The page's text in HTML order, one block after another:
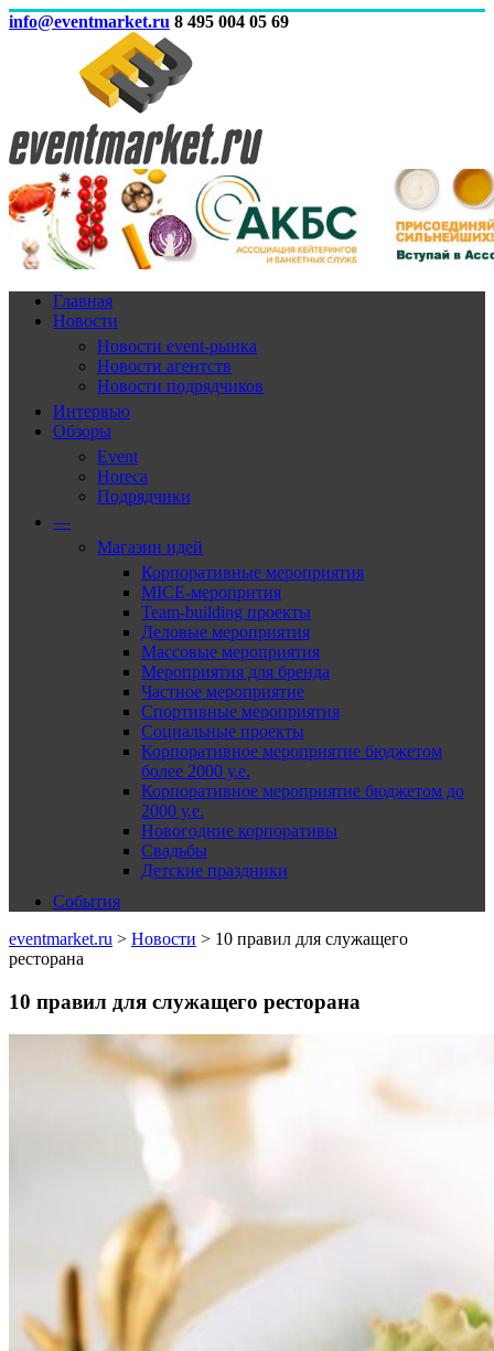
info@eventmarket.ru 8 495 004 05 69
Главная
Новости
Новости event-рынка
Новости агентств
Новости подрядчиков
Интервью
Обзоры
Event
Horeca
Подрядчики
—
Магазин идей
Корпоративные мероприятия
MICE-меропрития
Team-building проекты
Деловые мероприятия
Массовые мероприятия
Мероприятия для бренда
Частное мероприятие
Спортивные мероприятия
Социальные проекты
Корпоративное мероприятие бюджетом
более 2000 у.е.
Корпоративное мероприятие бюджетом до
2000 у.е.
Новогодние корпоративы
Свадьбы
Детские праздники
События
eventmarket.ru > Новости > 10 правил для служащего
ресторана
10 правил для служащего ресторана